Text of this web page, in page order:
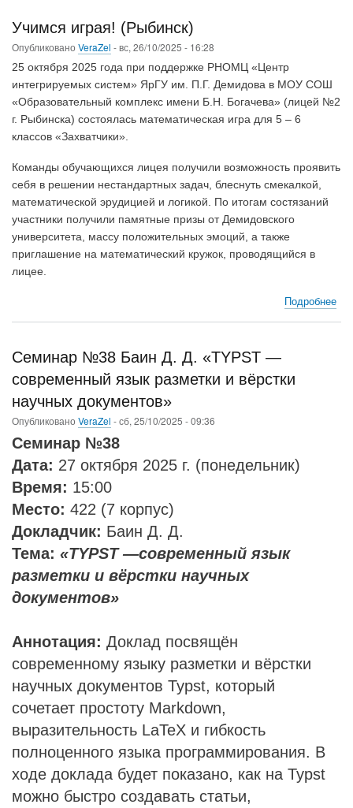
по
Учимся играя! (Рыбинск)
Опубликовано VeraZel -вс, 26/10/2025 - 16:28
25 октября 2025 года при поддержке РНОМЦ «Центр
интегрируемых систем» ЯрГУ им. П.Г. Демидова в МОУ СОШ
«Образовательный комплекс имени Б.Н. Богачева» (лицей №2
г. Рыбинска) состоялась математическая игра для 5 – 6
классов «Захватчики».
Команды обучающихся лицея получили возможность проявить
себя в решении нестандартных задач, блеснуть смекалкой,
математической эрудицией и логикой. По итогам состязаний
участники получили памятные призы от Демидовского
университета, массу положительных эмоций, а также
приглашение на математический кружок, проводящийся в
лицее.
Подробнеео
Семинар №38 Баин Д. Д. «TYPST —
современный язык разметки и вёрстки
научных документов»
Опубликовано VeraZel -сб, 25/10/2025 - 09:36
Семинар №38
Дата: 27 октября 2025 г. (понедельник)
Время: 15:00
Место: 422 (7 корпус)
Докладчик: Баин Д. Д.
Тема: «TYPST —современный язык
разметки и вёрстки научных
документов»
Аннотация: Доклад посвящён
современному языку разметки и вёрстки
научных документов Typst, который
сочетает простоту Markdown,
выразительность LaTeX и гибкость
полноценного языка программирования. В
ходе доклада будет показано, как на Typst
можно быстро создавать статьи,